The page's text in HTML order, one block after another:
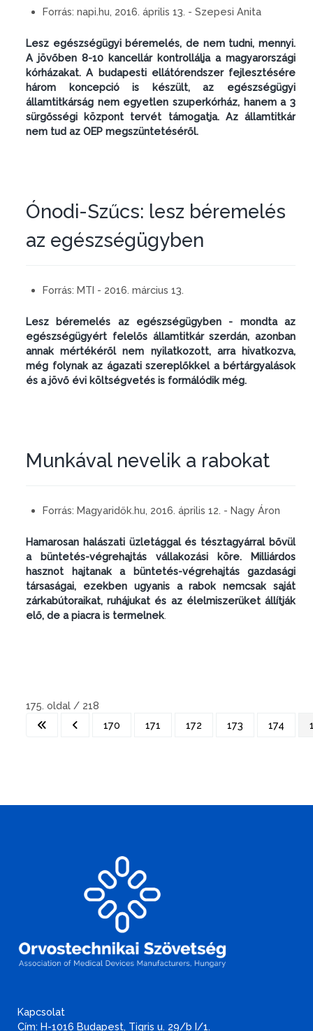
Forrás: napi.hu, 2016. április 13. - Szepesi Anita
Lesz egészségügyi béremelés, de nem tudni, mennyi.
A jövőben 8-10 kancellár kontrollálja a magyarországi
kórházakat. A budapesti ellátórendszer fejlesztésére
három koncepció is készült, az egészségügyi
államtitkárság nem egyetlen szuperkórház, hanem a 3
sürgősségi központ tervét támogatja. Az államtitkár
nem tud az OEP megszüntetéséről.
Ónodi-Szűcs: lesz béremelés
az egészségügyben
Forrás: MTI - 2016. március 13.
Lesz béremelés az egészségügyben - mondta az
egészségügyért felelős államtitkár szerdán, azonban
annak mértékéről nem nyilatkozott, arra hivatkozva,
még folynak az ágazati szereplőkkel a bértárgyalások
és a jövő évi költségvetés is formálódik még.
Munkával nevelik a rabokat
Forrás: Magyaridők.hu, 2016. április 12. - Nagy Áron
Hamarosan halászati üzletággal és tésztagyárral bővül
a büntetés-végrehajtás vállakozási köre. Milliárdos
hasznot hajtanak a büntetés-végrehajtás gazdasági
társaságai, ezekben ugyanis a rabok nemcsak saját
zárkabútoraikat, ruhájukat és az élelmiszerüket állítják
elő, de a piacra is termelnek.
175. oldal / 218
170
171 172 173 174
Kapcsolat
Cím: H-1016 Budapest, Tigris u. 29/b I/1.